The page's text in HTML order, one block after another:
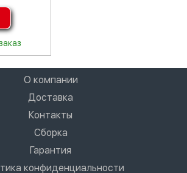
О компании
Доставка
Контакты
Сборка
Гарантия
конфиденциальности